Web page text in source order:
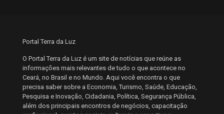
Portal Terra da Luz
O Portal Terra da Luz é um site de notícias que reúne as
informações mais relevantes de tudo o que acontece no
Ceará, no Brasil e no Mundo. Aqui você encontra o que
precisa saber sobre a Economia, Turismo, Saúde, Educação,
Pesquisa e Inovação, Cidadania, Política, Segurança Pública,
além dos principais encontros de negócios, capacitação